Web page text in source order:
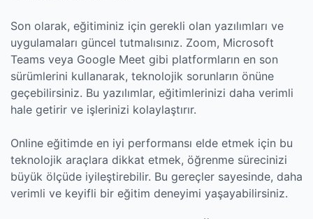
Son olarak, eğitiminiz için gerekli olan yazılımları ve
uygulamaları güncel tutmalısınız. Zoom, Microsoft
Teams veya Google Meet gibi platformların en son
sürümlerini kullanarak, teknolojik sorunların önüne
geçebilirsiniz. Bu yazılımlar, eğitimlerinizi daha verimli
hale getirir ve işlerinizi kolaylaştırır.
Online eğitimde en iyi performansı elde etmek için bu
teknolojik araçlara dikkat etmek, öğrenme sürecinizi
büyük ölçüde iyileştirebilir. Bu gereçler sayesinde, daha
verimli ve keyifli bir eğitim deneyimi yaşayabilirsiniz.